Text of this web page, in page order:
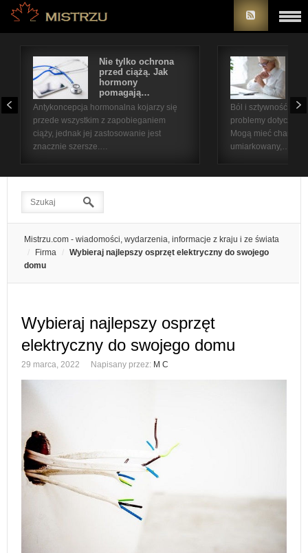
Nie tylko ochrona
przed ciążą. Jak
hormony
pomagają…
Antykoncepcja hormonalna kojarzy się
przede wszystkim z zapobieganiem
ciąży, jednak jej zastosowanie jest
znacznie szersze.…
Ból i sztywność
problemy
Mogą mieć
umiarkowany,…
Mistrzu.com - wiadomości, wydarzenia, informacje z kraju i ze świata
Firma
Wybieraj najlepszy osprzęt elektryczny do swojego
domu
Wybieraj najlepszy osprzęt
elektryczny do swojego domu
29 marca, 2022 Napisany przez: M C